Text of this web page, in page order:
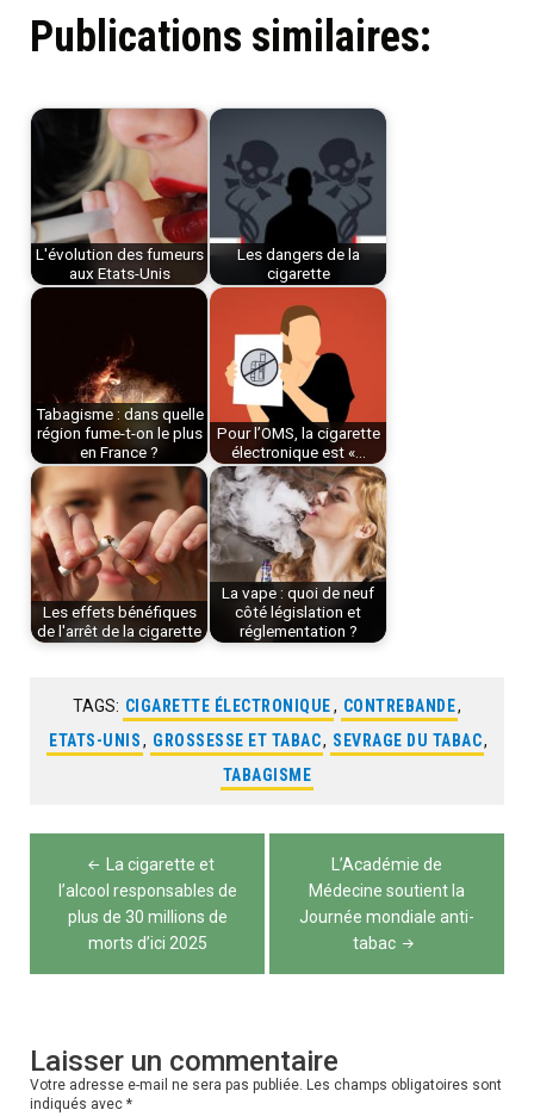
Publications similaires:
L'évolution des fumeurs
aux Etats-Unis
Les dangers de la
cigarette
Tabagisme : dans quelle
région fume-t-on le plus
en France ?
Pour l’OMS, la cigarette
électronique est «…
Les effets bénéfiques
de l'arrêt de la cigarette
La vape : quoi de neuf
côté législation et
réglementation ?
TAGS: CIGARETTE ÉLECTRONIQUE, CONTREBANDE,
ETATS-UNIS, GROSSESSE ET TABAC, SEVRAGE DU TABAC,
TABAGISME
Navigation
de
l’article
La cigarette et
l’alcool responsables de
plus de 30 millions de
morts d’ici 2025
L’Académie de
Médecine soutient la
Journée mondiale anti-
tabac
Laisser un commentaire
Votre adresse e-mail ne sera pas publiée. Les champs obligatoires sont
indiqués avec *